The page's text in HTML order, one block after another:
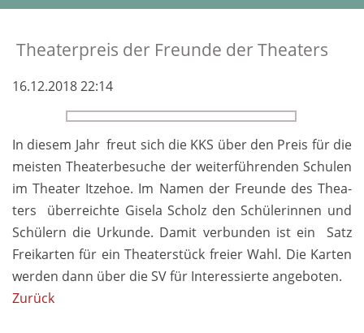
Theaterpreis der Freun­de der Theaters
16.12.2018 22:14
In diesem Jahr freut sich die KKS über den Preis für die
meis­ten Theater­be­suche der weiter­führenden Schu­len
im Thea­ter Itzehoe. Im Na­men der Freun­de des Thea­
ters über­reichte Gisela Scholz den Schüler­innen und
Schülern die Ur­kun­de. Damit ver­bunden ist ein Satz
Frei­karten für ein Theater­stück freier Wahl. Die Kar­ten
wer­den dann über die SV für Inter­essierte an­geboten.
Zurück